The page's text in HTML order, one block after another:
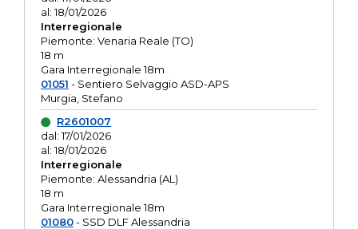
al: 18/01/2026
Interregionale
Piemonte: Venaria Reale (TO)
18 m
Gara Interregionale 18m
01051 - Sentiero Selvaggio ASD-APS
Murgia, Stefano
R2601007
dal: 17/01/2026
al: 18/01/2026
Interregionale
Piemonte: Alessandria (AL)
18 m
Gara Interregionale 18m
01080- SSD DLF Alessandria